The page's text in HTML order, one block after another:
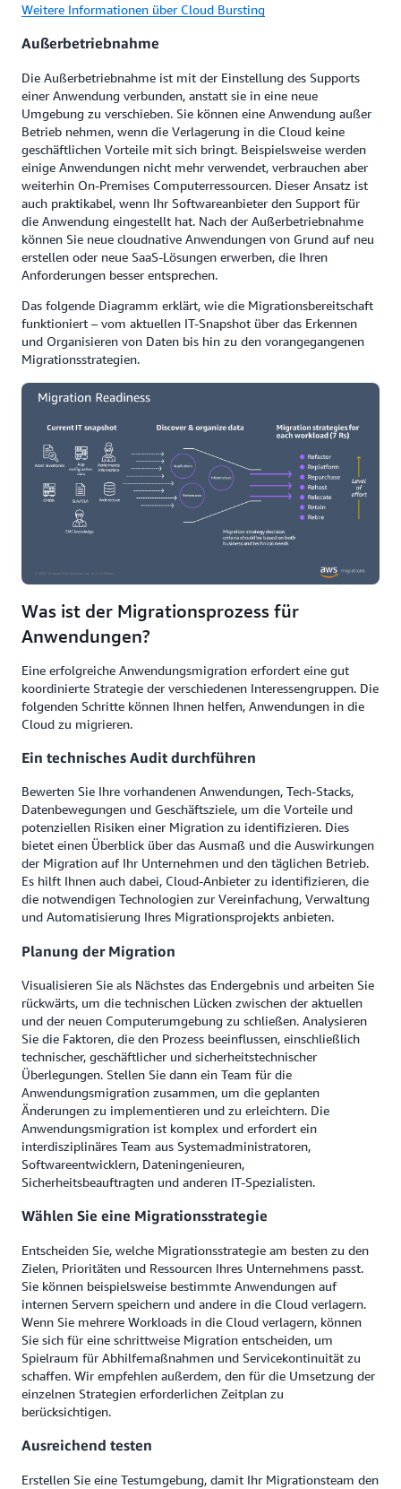
Weitere Informationen über Cloud Bursting
Außerbetriebnahme
Die Außerbetriebnahme ist mit der Einstellung des Supports
einer Anwendung verbunden, anstatt sie in eine neue
Umgebung zu verschieben. Sie können eine Anwendung außer
Betrieb nehmen, wenn die Verlagerung in die Cloud keine
geschäftlichen Vorteile mit sich bringt. Beispielsweise werden
einige Anwendungen nicht mehr verwendet, verbrauchen aber
weiterhin On-Premises Computerressourcen. Dieser Ansatz ist
auch praktikabel, wenn Ihr Softwareanbieter den Support für
die Anwendung eingestellt hat. Nach der Außerbetriebnahme
können Sie neue cloudnative Anwendungen von Grund auf neu
erstellen oder neue SaaS-Lösungen erwerben, die Ihren
Anforderungen besser entsprechen.
Das folgende Diagramm erklärt, wie die Migrationsbereitschaft
funktioniert – vom aktuellen IT-Snapshot über das Erkennen
und Organisieren von Daten bis hin zu den vorangegangenen
Migrationsstrategien.
Was ist der Migrationsprozess für
Anwendungen?
Eine erfolgreiche Anwendungsmigration erfordert eine gut
koordinierte Strategie der verschiedenen Interessengruppen. Die
folgenden Schritte können Ihnen helfen, Anwendungen in die
Cloud zu migrieren.
Ein technisches Audit durchführen
Bewerten Sie Ihre vorhandenen Anwendungen, Tech-Stacks,
Datenbewegungen und Geschäftsziele, um die Vorteile und
potenziellen Risiken einer Migration zu identifizieren. Dies
bietet einen Überblick über das Ausmaß und die Auswirkungen
der Migration auf Ihr Unternehmen und den täglichen Betrieb.
Es hilft Ihnen auch dabei, Cloud-Anbieter zu identifizieren, die
die notwendigen Technologien zur Vereinfachung, Verwaltung
und Automatisierung Ihres Migrationsprojekts anbieten.
Planung der Migration
Visualisieren Sie als Nächstes das Endergebnis und arbeiten Sie
rückwärts, um die technischen Lücken zwischen der aktuellen
und der neuen Computerumgebung zu schließen. Analysieren
Sie die Faktoren, die den Prozess beeinflussen, einschließlich
technischer, geschäftlicher und sicherheitstechnischer
Überlegungen. Stellen Sie dann ein Team für die
Anwendungsmigration zusammen, um die geplanten
Änderungen zu implementieren und zu erleichtern. Die
Anwendungsmigration ist komplex und erfordert ein
interdisziplinäres Team aus Systemadministratoren,
Softwareentwicklern, Dateningenieuren,
Sicherheitsbeauftragten und anderen IT-Spezialisten.
Wählen Sie eine Migrationsstrategie
Entscheiden Sie, welche Migrationsstrategie am besten zu den
Zielen, Prioritäten und Ressourcen Ihres Unternehmens passt.
Sie können beispielsweise bestimmte Anwendungen auf
internen Servern speichern und andere in die Cloud verlagern.
Wenn Sie mehrere Workloads in die Cloud verlagern, können
Sie sich für eine schrittweise Migration entscheiden, um
Spielraum für Abhilfemaßnahmen und Servicekontinuität zu
schaffen. Wir empfehlen außerdem, den für die Umsetzung der
einzelnen Strategien erforderlichen Zeitplan zu
berücksichtigen.
Ausreichend testen
Erstellen Sie eine Testumgebung, damit Ihr Migrationsteam den